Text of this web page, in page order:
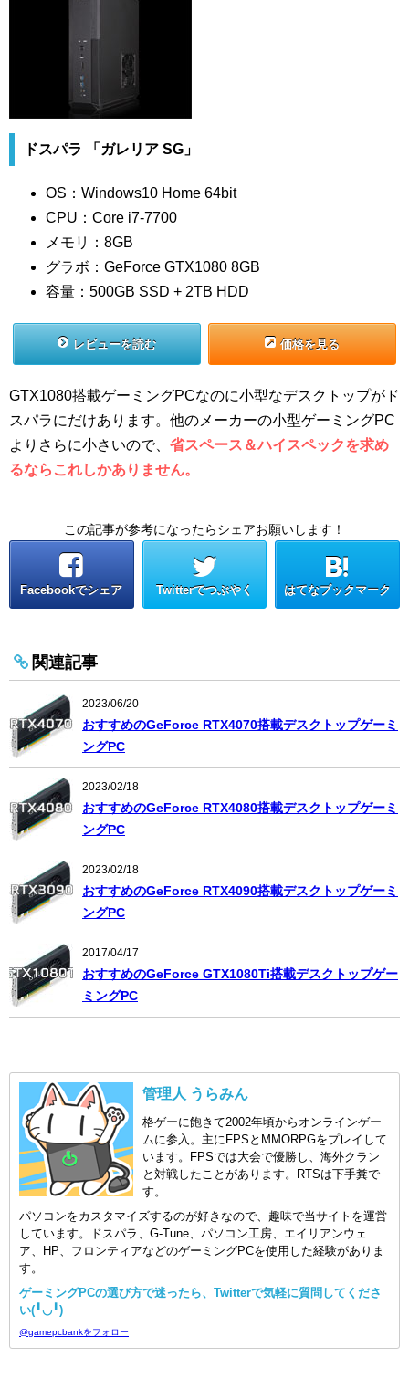
ドスパラ 「ガレリア SG」
OS：Windows10 Home 64bit
CPU：Core i7-7700
メモリ：8GB
グラボ：GeForce GTX1080 8GB
容量：500GB SSD + 2TB HDD
レビューを読む 価格を見る
GTX1080搭載ゲーミングPCなのに小型なデスクトップがド
スパラにだけあります。他のメーカーの小型ゲーミングPC
よりさらに小さいので、 省スペース＆ハイスペックを求め
るならこれしかありません。
この記事が参考になったらシェアお願いします！
Facebookでシェア Twitterでつぶやく はてなブックマーク
関連記事
2023/06/20
おすすめのGeForce RTX4070搭載デスクトップゲーミ
ングPC
2023/02/18
おすすめのGeForce RTX4080搭載デスクトップゲーミ
ングPC
2023/02/18
おすすめのGeForce RTX4090搭載デスクトップゲーミ
ングPC
2017/04/17
おすすめのGeForce GTX1080Ti搭載デスクトップゲー
ミングPC
管理人 うらみん
格ゲーに飽きて2002年頃からオンラインゲー
ムに参入。主にFPSとMMORPGをプレイして
います。FPSでは大会で優勝し、海外クラン
と対戦したことがあります。RTSは下手糞で
す。
パソコンをカスタマイズするのが好きなので、趣味で当サイトを運営
しています。ドスパラ、G-Tune、パソコン工房、エイリアンウェ
ア、HP、フロンティアなどのゲーミングPCを使用した経験がありま
す。
ゲーミングPCの選び方で迷ったら、Twitterで気軽に質問してくださ
い(╹◡╹)
@gamepcbankをフォロー